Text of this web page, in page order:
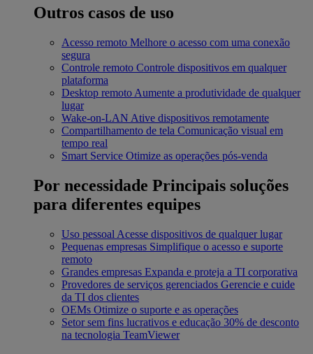
Outros casos de uso
Acesso remoto Melhore o acesso com uma conexão
segura
Controle remoto Controle dispositivos em qualquer
plataforma
Desktop remoto Aumente a produtividade de qualquer
lugar
Wake-on-LAN Ative dispositivos remotamente
Compartilhamento de tela Comunicação visual em
tempo real
Smart Service Otimize as operações pós-venda
Por necessidade Principais soluções
para diferentes equipes
Uso pessoal Acesse dispositivos de qualquer lugar
Pequenas empresas Simplifique o acesso e suporte
remoto
Grandes empresas Expanda e proteja a TI corporativa
Provedores de serviços gerenciados Gerencie e cuide
da TI dos clientes
OEMs Otimize o suporte e as operações
Setor sem fins lucrativos e educação 30% de desconto
na tecnologia TeamViewer